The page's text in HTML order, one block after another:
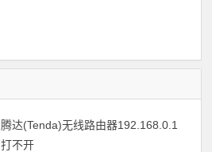
腾达(Tenda)无线路由器192.168.0.1
打不开